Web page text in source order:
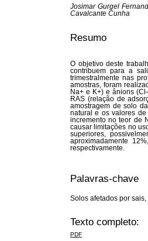
Josimar Gurgel
Cavalcante Cunha
Resumo
O objetivo deste
contribuem para a
trimestralmente nas
amostras, foram
Na+ e K+) e ânions
RAS (relação de
amostragem de solo
natural e os valores
incremento no teor de
causar limitações no
superiores,
aproximadamente
respectivamente.
Palavras-chave
Solos afetados por sais,
Texto completo:
PDF